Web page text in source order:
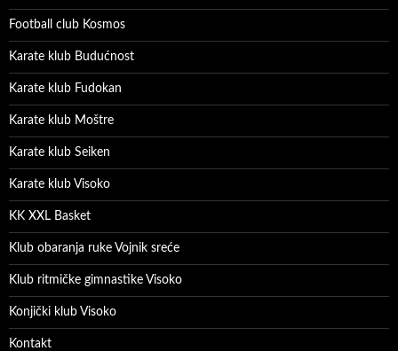
Football club Kosmos
Karate klub Budućnost
Karate klub Fudokan
Karate klub Moštre
Karate klub Seiken
Karate klub Visoko
KK XXL Basket
Klub obaranja ruke Vojnik sreće
Klub ritmičke gimnastike Visoko
Konjički klub Visoko
Kontakt